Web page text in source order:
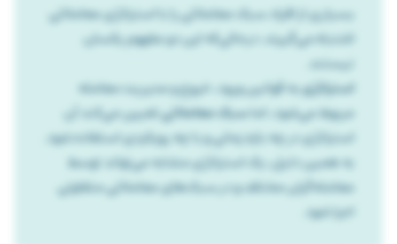
بسیاری از افراد سبک معاملاتی را با استراتژی معاملاتی
اشتباه می‌گیرند، درحالی‌که این دو مفهوم یکسان
نیستند.
استراتژیبه قوانین ورود، خروج و مدیریت معامله
مربوط می‌شود، اماسبک معاملاتیتعیین می‌کند آن
استراتژی در چه بازه زمانی و با چه رویکردی استفاده شود.
به همین دلیل، یک استراتژی مشابه می‌تواند توسط
معامله‌گران مختلف و در سبک‌های معاملاتی متفاوتی
اجرا شود.